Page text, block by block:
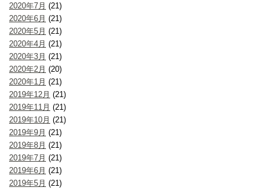
2020年7月 (21)
2020年6月 (21)
2020年5月 (21)
2020年4月 (21)
2020年3月 (21)
2020年2月 (20)
2020年1月 (21)
2019年12月 (21)
2019年11月 (21)
2019年10月 (21)
2019年9月 (21)
2019年8月 (21)
2019年7月 (21)
2019年6月 (21)
2019年5月 (21)